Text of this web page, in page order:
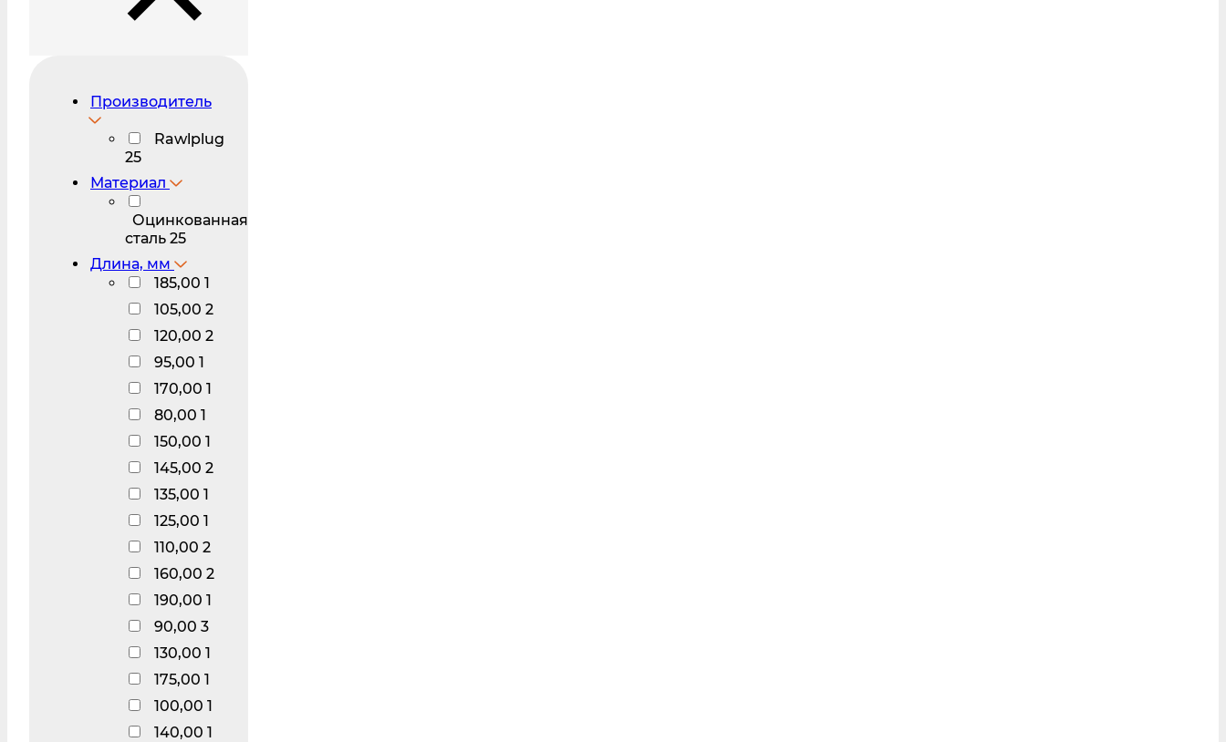
Производитель
Rawlplug
25
Материал
Оцинкованная
сталь 25
Длина, мм
185,00 1
105,00 2
120,00 2
95,00 1
170,00 1
80,00 1
150,00 1
145,00 2
135,00 1
125,00 1
110,00 2
160,00 2
190,00 1
90,00 3
130,00 1
175,00 1
100,00 1
140,00 1